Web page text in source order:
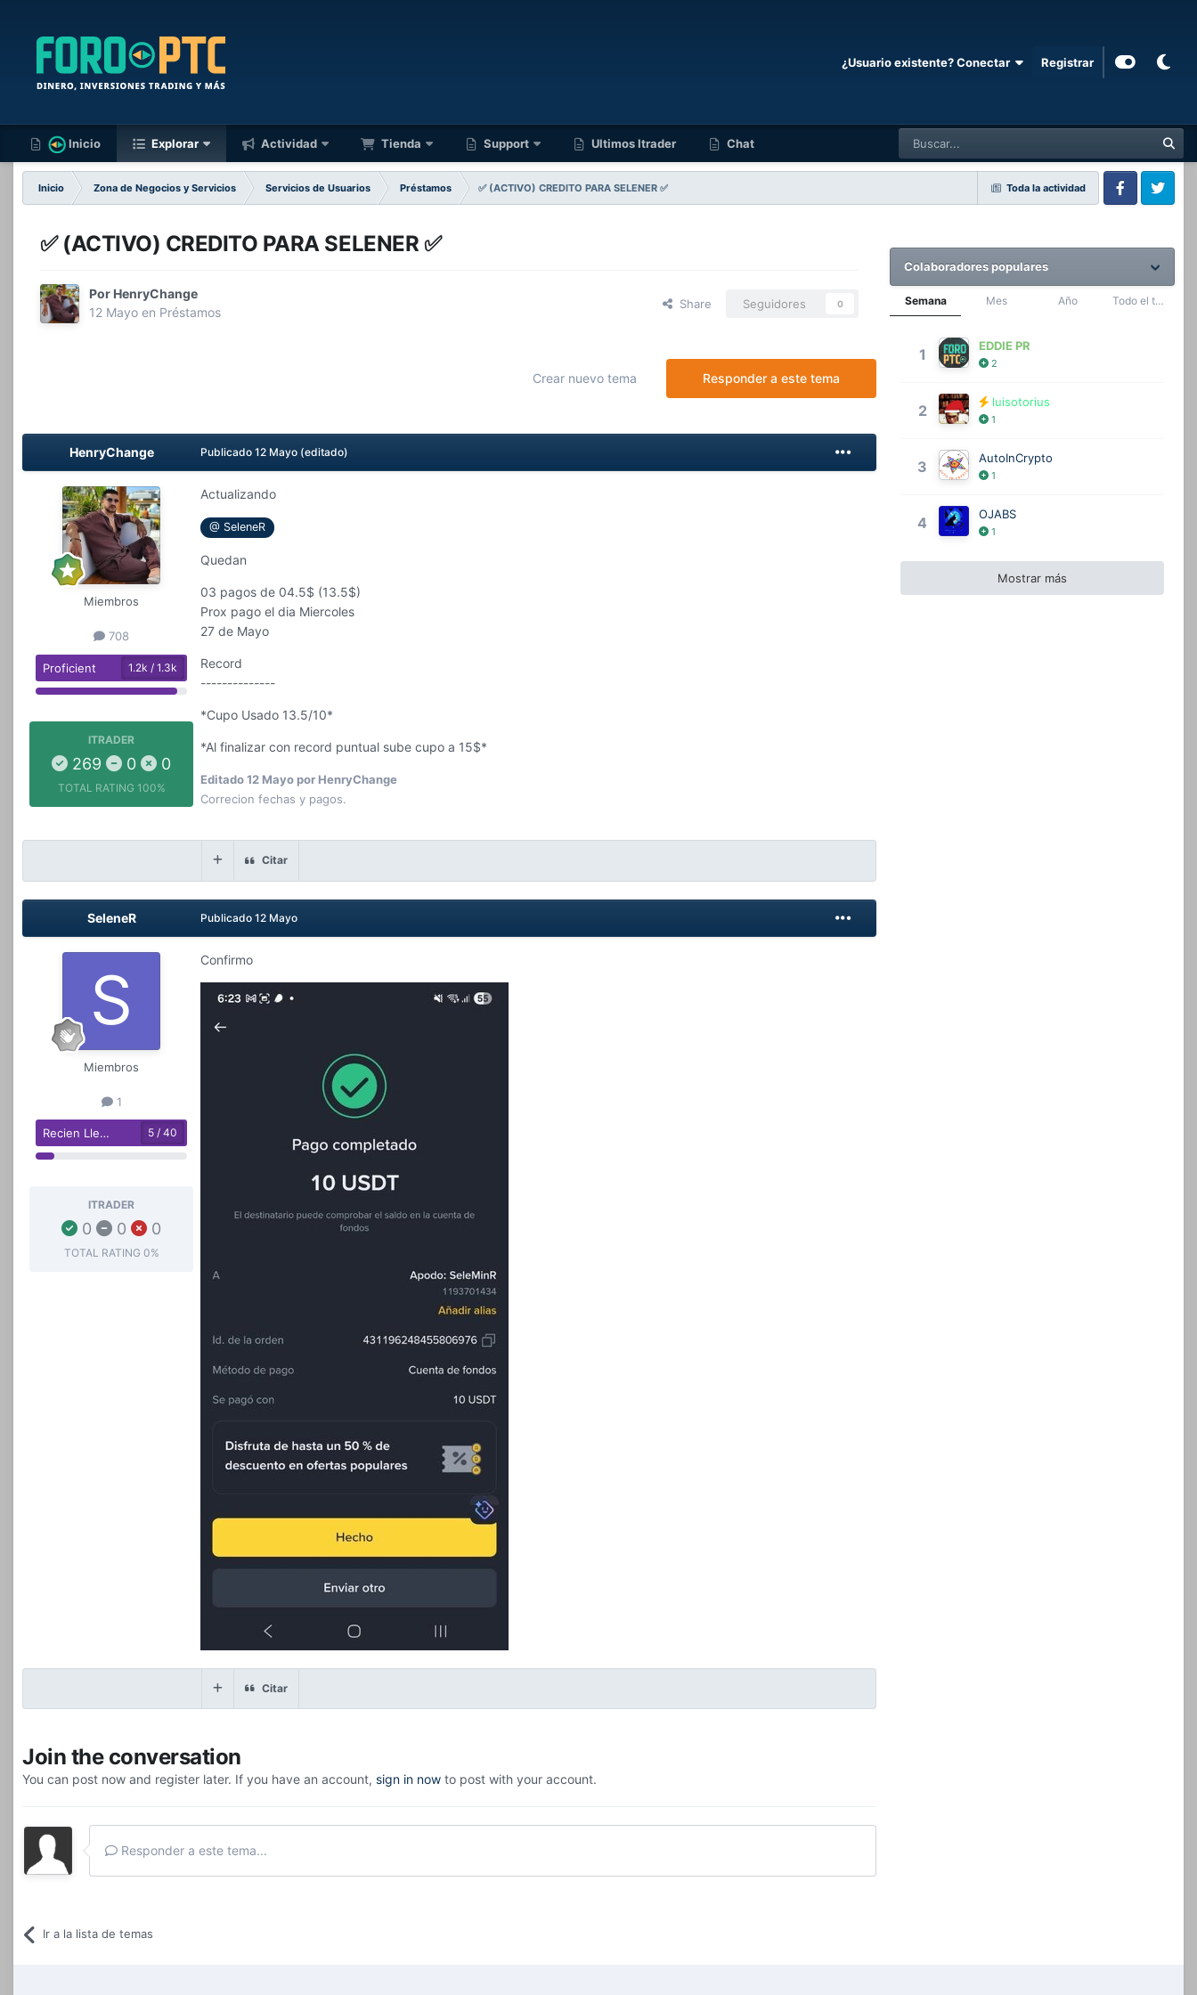
¿Usuario existente? Conectar Registrar
Inicio Explorar Actividad Tienda Support Ultimos Itrader Chat
Toda la actividad
Inicio Zona de Negocios y Servicios Servicios de Usuarios Préstamos
✅️ (ACTIVO) CREDITO PARA SELENER ✅️
FacebookTwitter
✅️ (ACTIVO) CREDITO PARA SELENER ✅️
Por HenryChange
12 Mayo en Préstamos
Share Seguidores 0
Responder a este tema
Crear nuevo tema
HenryChange
Miembros
708
Proficient 1.2k / 1.3k
ITRADER
269 0 0
TOTAL RATING 100%
Publicado 12 Mayo (editado)
Actualizando
@ SeleneR
Quedan
03 pagos de 04.5$ (13.5$)
Prox pago el dia Miercoles
27 de Mayo
Record
--------------
*Cupo Usado 13.5/10*
*Al finalizar con record puntual sube cupo a 15$*
Editado12 Mayopor HenryChange
Correcion fechas y pagos.
Citar
SeleneR
Miembros
1
Recien Llegado 5 / 40
ITRADER
0 0 0
TOTAL RATING 0%
Publicado 12 Mayo
Confirmo
Citar
Join the conversation
You can post now and register later. If you have an account, sign in now to post with your account.
Responder a este tema...
Ir a la lista de temas
Colaboradores populares
Semana Mes Año Todo el tiempo
1 EDDIE PR
2
2 luisotorius
1
3 AutoInCrypto
1
4 OJABS
1
Mostrar más